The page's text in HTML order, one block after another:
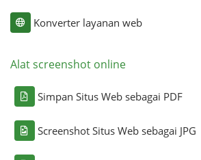
Konverter layanan web
Alat screenshot online
Simpan Situs Web sebagai PDF
Screenshot Situs Web sebagai JPG